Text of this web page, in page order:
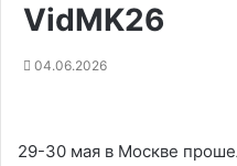
VidMK26
04.06.2026
29-30 мая в Москве